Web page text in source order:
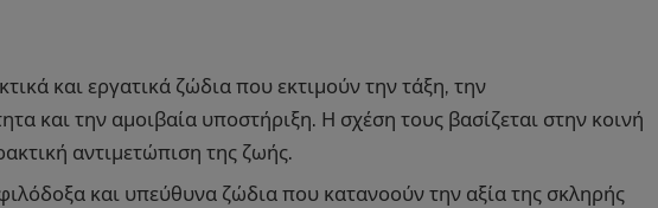
και εργατικά ζώδια που εκτιμούν την τάξη, την
και την αμοιβαία υποστήριξη. Η σχέση τους βασίζεται στην κοινή
αντιμετώπιση της ζωής.
και υπεύθυνα ζώδια που κατανοούν την αξία της σκληρής